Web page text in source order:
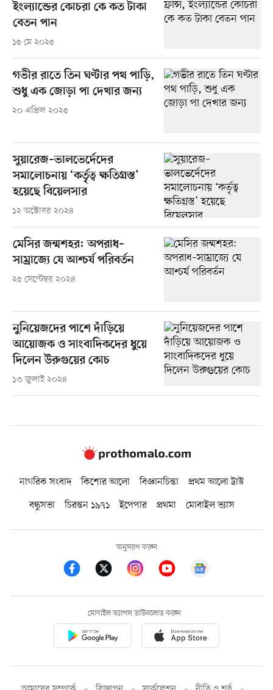
ইংল্যান্ডের কোচরা কে কত টাকা
বেতন পান
১৫ মে ২০২৫
গভীর রাতে তিন ঘণ্টার পথ পাড়ি,
শুধু এক জোড়া পা দেখার জন্য
২০ এপ্রিল ২০২৫
সুয়ারেজ–ভালভের্দেদের
সমালোচনায় ‘কর্তৃত্ব ক্ষতিগ্রস্ত’
হয়েছে বিয়েলসার
১২ অক্টোবর ২০২৪
মেসির জন্মশহর: অপরাধ–
সাম্রাজ্যে যে আশ্চর্য পরিবর্তন
২৫ সেপ্টেম্বর ২০২৪
নুনিয়েজদের পাশে দাঁড়িয়ে
আয়োজক ও সাংবাদিকদের ধুয়ে
দিলেন উরুগুয়ের কোচ
১৩ জুলাই ২০২৪
নাগরিক সংবাদ কিশোর আলো বিজ্ঞানচিন্তা
প্রথম আলো ট্রাস্ট
বন্ধুসভা
চিরন্তন ১৯৭১ ইপেপার প্রথমা মোবাইল ভ্যাস
অনুসরণ করুন
মোবাইল অ্যাপস ডাউনলোড করুন